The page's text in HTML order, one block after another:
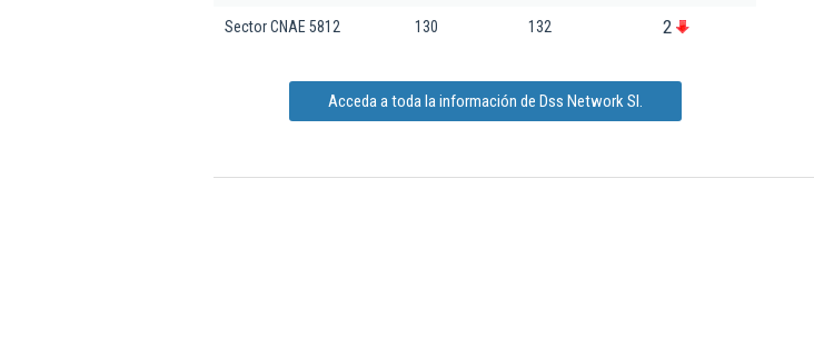
Sector CNAE 5812 130 132 2
Acceda a toda la información de Dss Network Sl.